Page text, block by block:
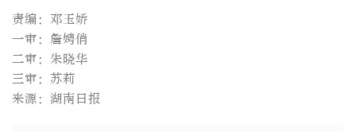
责编：邓玉娇
一审：詹娉俏
二审：朱晓华
三审：苏莉
来源：湖南日报